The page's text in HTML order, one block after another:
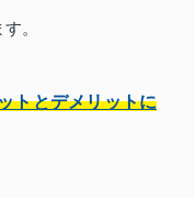
。
トとデメリットに